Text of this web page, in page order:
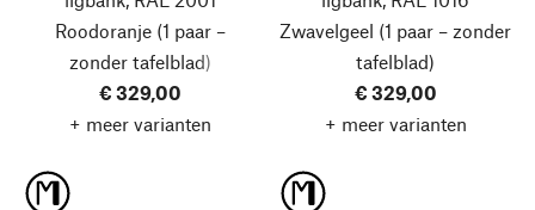
Roodoranje(1 paar –
zonder tafelblad)
€ 329,00
+ meer varianten
Zwavelgeel (1 paar – zonder
tafelblad)
€ 329,00
+ meer varianten